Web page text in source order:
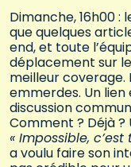
Dimanche, 16h00 :
que quelques
end, et toute
déplacement sur
meilleur coverage.
emmerdes. Un
discussion
Comment ? Déjà ?
« Impossible,
a voulu faire son